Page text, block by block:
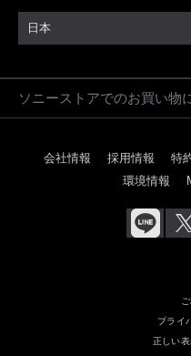
日本
ソニーストアでのお買い物
会社情報 採用情報 特
環境情報
プライ
正しい